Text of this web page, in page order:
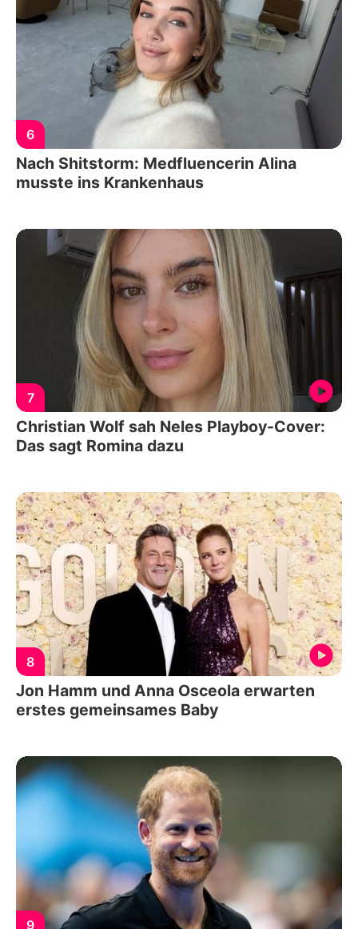
6
Nach Shitstorm: Medfluencerin Alina
musste ins Krankenhaus
7
Christian Wolf sah Neles Playboy-Cover:
Das sagt Romina dazu
8
Jon Hamm und Anna Osceola erwarten
erstes gemeinsames Baby
9